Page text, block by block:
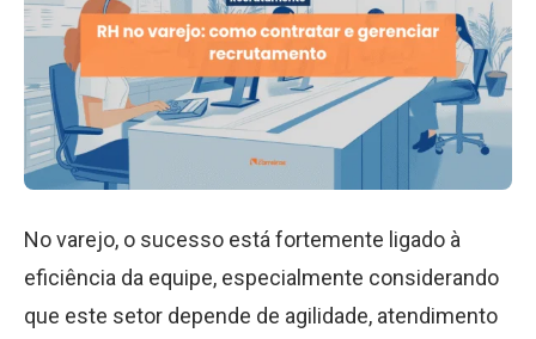
No varejo, o sucesso está fortemente ligado à
eficiência da equipe, especialmente considerando
que este setor depende de agilidade, atendimento